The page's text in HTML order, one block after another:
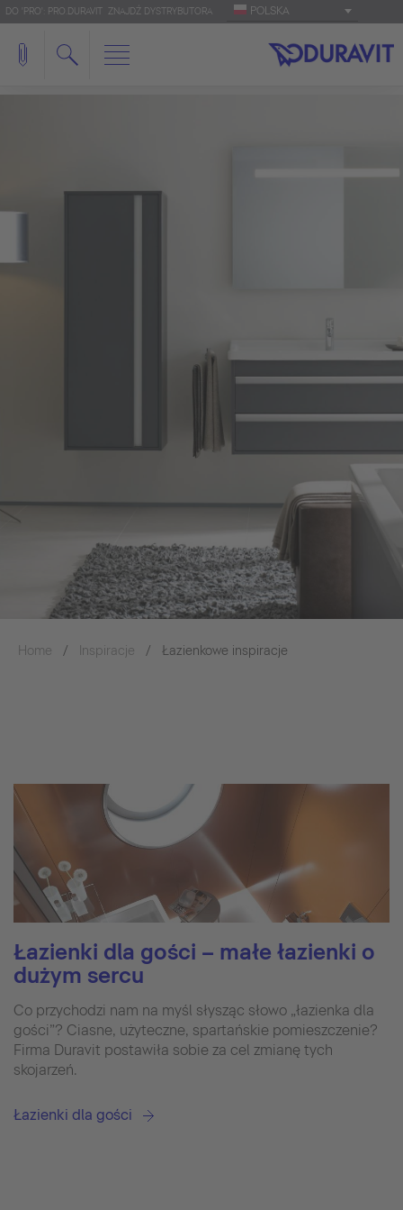
DO 'PRO': PRO.DURAVIT ZNAJDŹ DYSTRYBUTORA POLSKA
Home Inspiracje Łazienkowe inspiracje
Łazienki dla gości – małe łazienki o
dużym sercu
Co przychodzi nam na myśl słysząc słowo „łazienka dla
gości”? Ciasne, użyteczne, spartańskie pomieszczenie?
Firma Duravit postawiła sobie za cel zmianę tych
skojarzeń.
Łazienki dla gości